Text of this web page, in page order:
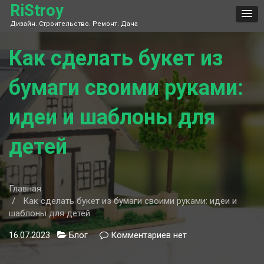
Skip
content
RiStroy
Дизайн. Строительство. Ремонт. Дача
Как сделать букет из
бумаги своими руками:
идеи и шаблоны для
детей
Главная
Как сделать букет из бумаги своими руками: идеи и
шаблоны для детей
16.07.2023 Блог Комментариев кнет